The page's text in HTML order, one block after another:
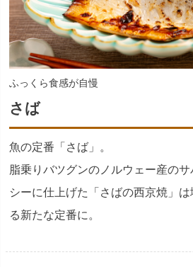
ふっくら食感が自慢
さば
魚の定番「さば」。
脂乗りバツグンのノルウェー産の
シーに仕上げた「さばの西京焼」
る新たな定番に。